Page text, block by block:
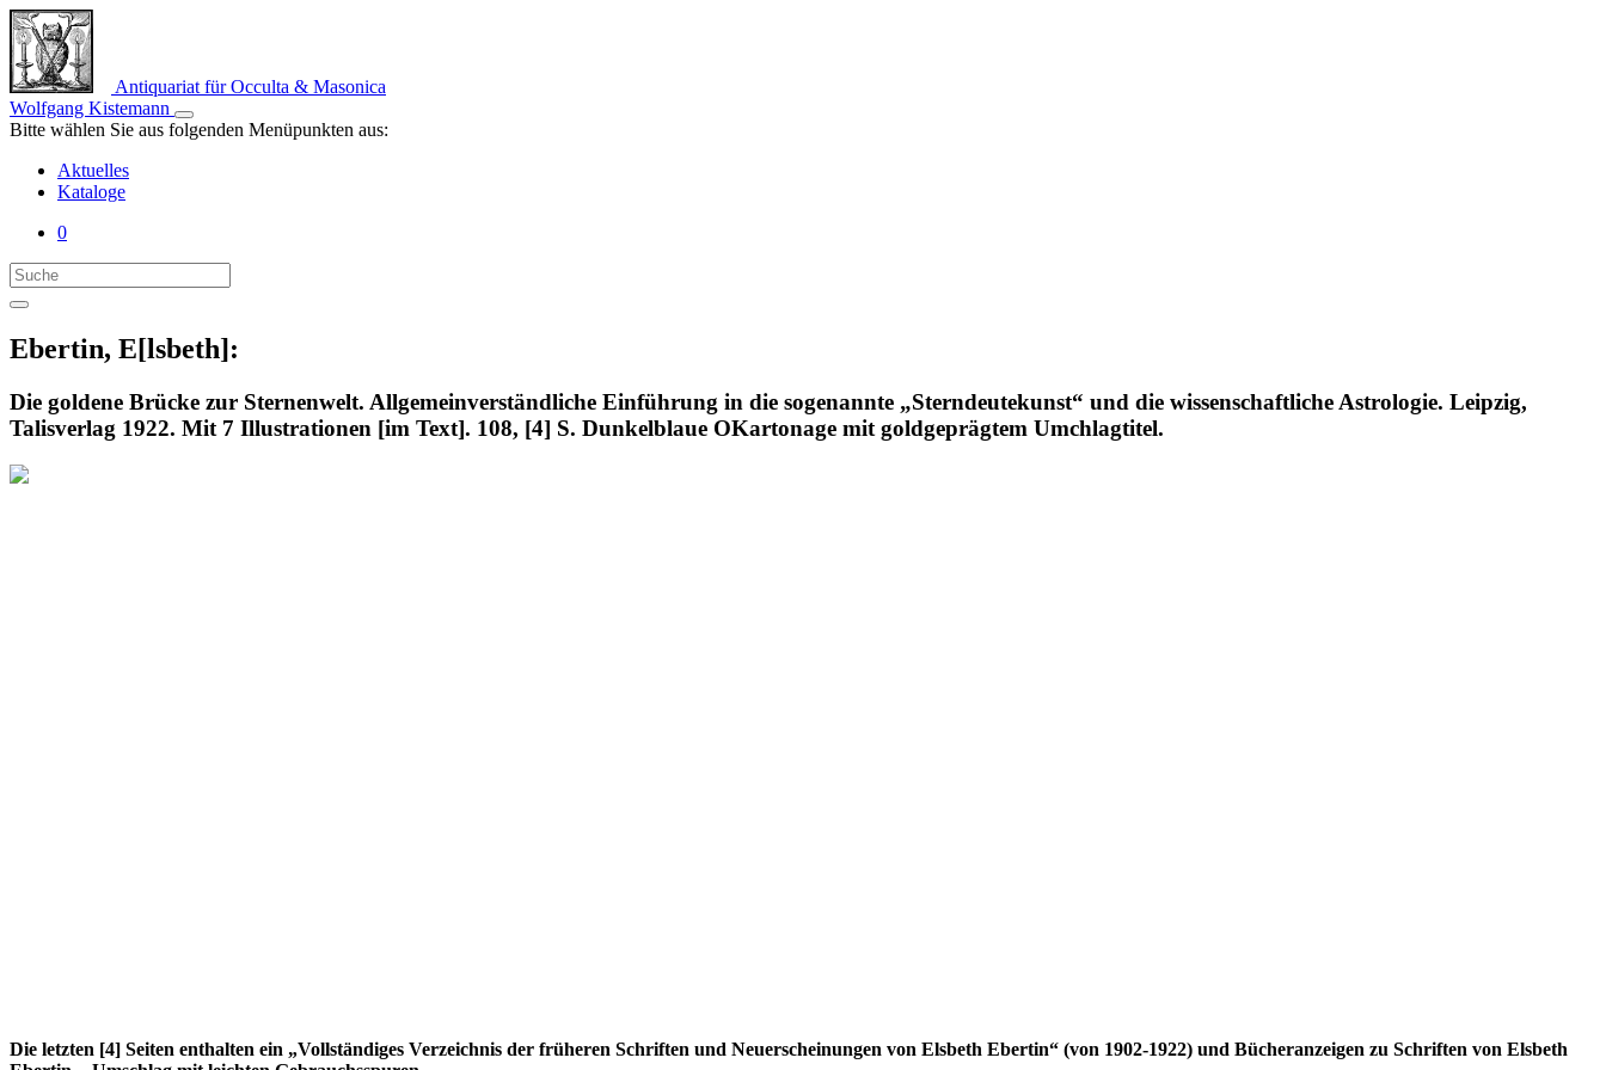
Antiquariat für Occulta & Masonica
Wolfgang Kistemann
Bitte wählen Sie aus folgenden Menüpunkten aus:
Aktuelles
Kataloge
0
Ebertin, E[lsbeth]:
Die goldene Brücke zur Sternenwelt. Allgemeinverständliche Einführung in die sogenannte „Sterndeutekunst“ und die wissenschaftliche Astrologie. Leipzig,
Talisverlag 1922. Mit 7 Illustrationen [im Text]. 108, [4] S. Dunkelblaue OKartonage mit goldgeprägtem Umchlagtitel.
Die letzten [4] Seiten enthalten ein „Vollständiges Verzeichnis der früheren Schriften und Neuerscheinungen von Elsbeth Ebertin“ (von 1902-1922) und Bücheranzeigen zu Schriften von Elsbeth